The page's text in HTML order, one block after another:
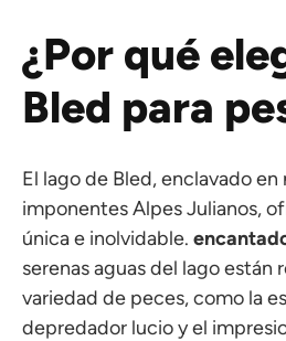
¿Por qué
Bled para
El lago de Bled, enclavado
imponentes Alpes Julianos,
única e inolvidable.
serenas aguas del lago están
variedad de peces, como la
depredador lucio y el